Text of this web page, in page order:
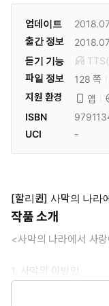
업데이트
출간 정보
듣기 기능
파일 정보
128 쪽
지원 환경
앱
ISBN
UCI
-
[할리퀸] 사막의 나라
작품 소개
<사막의 나라에서 사
1. 사막의 이방인
2. 시크의 마지막 내기